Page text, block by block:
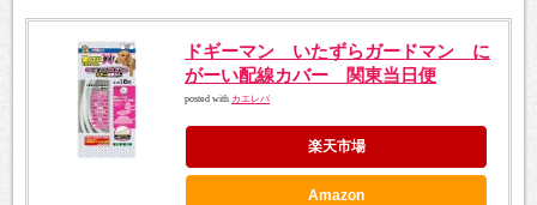
ドギーマン いたずらガードマン に
がーい配線カバー 関東当日便
posted with カエレバ
楽天市場
Amazon